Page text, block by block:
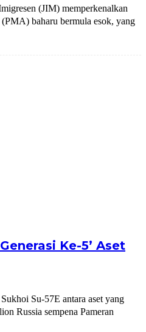
(JIM) memperkenalkan
baharu bermula esok, yang
Ke-5’ Aset
Su-57E antara aset yang
Russia sempena Pameran